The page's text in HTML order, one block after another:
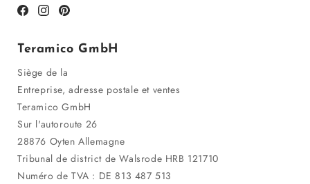
Facebook
InstagramPinterest
Teramico GmbH
Siège de la
Entreprise, adresse postale et ventes
Teramico GmbH
Sur l'autoroute 26
28876 Oyten Allemagne
Tribunal de district de Walsrode HRB 121710
Numéro de TVA : DE 813 487 513